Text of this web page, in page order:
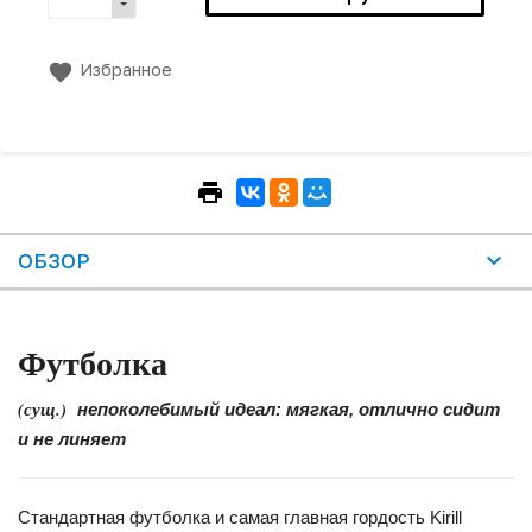
Избранное
ОБЗОР
Футболка
(сущ.) непоколебимый идеал: мягкая, отлично сидит
и не линяет
Стандартная футболка и самая главная гордость Kirill